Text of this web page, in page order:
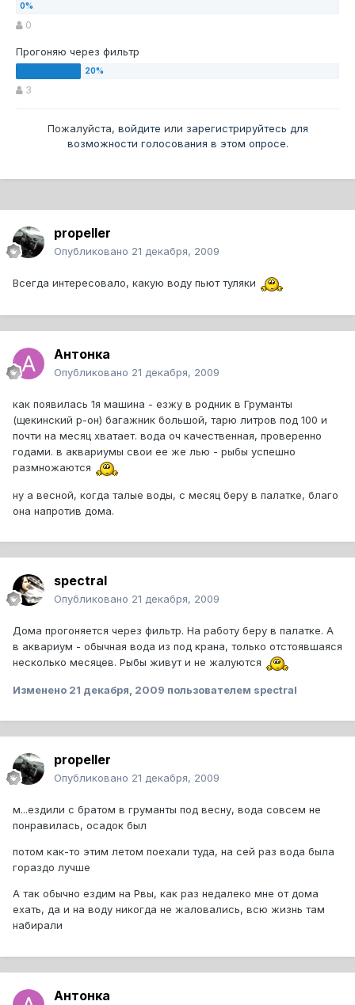
0
Прогоняю через фильтр
3
Пожалуйста, войдите или зарегистрируйтесь для
возможности голосования в этом опросе.
propeller
Опубликовано 21 декабря, 2009
Всегда интересовало, какую воду пьют туляки
Антонка
Опубликовано 21 декабря, 2009
как появилась 1я машина - езжу в родник в Груманты
(щекинский р-он) багажник большой, тарю литров под 100 и
почти на месяц хватает. вода оч качественная, проверенно
годами. в аквариумы свои ее же лью - рыбы успешно
размножаются
ну а весной, когда талые воды, с месяц беру в палатке, благо
она напротив дома.
spectral
Опубликовано 21 декабря, 2009
Дома прогоняется через фильтр. На работу беру в палатке. А
в аквариум - обычная вода из под крана, только отстоявшаяся
несколько месяцев. Рыбы живут и не жалуются
Изменено 21 декабря, 2009 пользователем spectral
propeller
Опубликовано 21 декабря, 2009
м...ездили с братом в груманты под весну, вода совсем не
понравилась, осадок был
потом как-то этим летом поехали туда, на сей раз вода была
гораздо лучше
А так обычно ездим на Рвы, как раз недалеко мне от дома
ехать, да и на воду никогда не жаловались, всю жизнь там
набирали
Антонка